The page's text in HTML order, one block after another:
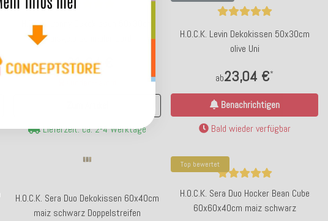
H.O.C.K. Jonny Dekokissen 50x30cm
maisgelb schmaler Cord
ab21,04 €
Lieferzeit: ca. 2-4 Werktage
H.O.C.K. Levin Dekokissen 50x30cm
olive Uni
ab23,04 €*
Benachrichtigen
Bald wieder verfügbar
H.O.C.K. Sera Duo Dekokissen 60x40cm
maiz schwarz Doppelstreifen
Top bewertet
H.O.C.K. Sera Duo Hocker Bean Cube
60x60x40cm maiz schwarz